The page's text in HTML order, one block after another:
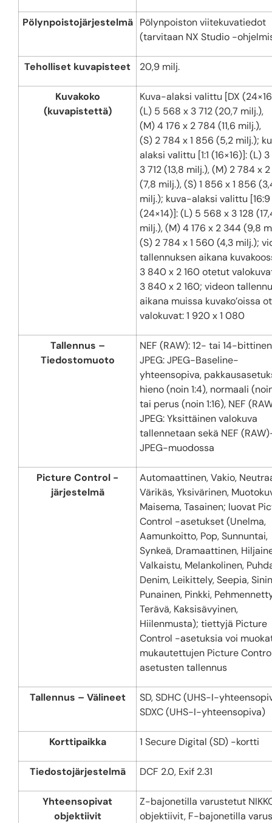
Pölynpoistojärjestelmä Pölynpoiston viitekuvatiedot
(tarvitaan NX Studio -
Teholliset kuvapisteet 20,9 milj.
Kuvakoko
(kuvapistettä)
Kuva-alaksi valittu [DX
(L) 5 568 x 3 712 (20,7 milj.),
(M) 4 176 x 2 784 (11,6 milj.),
(S) 2 784 x 1 856 (5,2 milj.);
alaksi valittu [1:1 (16×16)]: (L) 3
3 712 (13,8 milj.), (M) 2 784 x
(7,8 milj.), (S) 1 856 x 1 856
milj.); kuva-alaksi valittu [16:9
(24×14)]: (L) 5 568 x 3 128
milj.), (M) 4 176 x 2 344 (9,8
(S) 2 784 x 1 560 (4,3 milj.);
tallennuksen aikana
3 840 x 2 160 otetut
3 840 x 2 160; videon
aikana muissa kuvako’oissa
valokuvat: 1 920 x 1 080
Tallennus –
Tiedostomuoto
NEF (RAW): 12- tai 14-
JPEG: JPEG-Baseline-
yhteensopiva,
hieno (noin 1:4), normaali
tai perus (noin 1:16), NEF
JPEG: Yksittäinen valokuva
tallennetaan sekä NEF
JPEG-muodossa
Picture Control -
järjestelmä
Automaattinen, Vakio,
Värikäs, Yksivärinen,
Maisema, Tasainen; luovat
Control -asetukset (Unelma,
Aamunkoitto, Pop, Sunnuntai,
Synkeä, Dramaattinen,
Valkaistu, Melankolinen,
Denim, Leikittely, Seepia,
Punainen, Pinkki,
Terävä, Kaksisävyinen,
Hiilenmusta); tiettyjä Picture
Control -asetuksia voi
mukautettujen Picture
asetusten tallennus
Tallennus – Välineet
SD, SDHC (UHS-I-
SDXC (UHS-I-yhteensopiva)
Korttipaikka 1 Secure Digital (SD) -kortti
Tiedostojärjestelmä DCF 2.0, Exif 2.31
Yhteensopivat
objektiivit
Z-bajonetilla varustetut
objektiivit, F-bajonetilla